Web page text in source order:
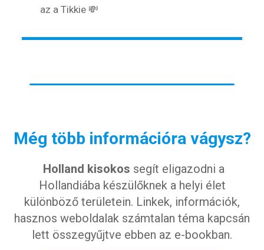
az a Tikkie 💸
Még több információra vágysz?
Holland kisokos segít eligazodni a
Hollandiába készülőknek a helyi élet
különböző területein. Linkek, információk,
hasznos weboldalak számtalan téma kapcsán
lett összegyűjtve ebben az e-bookban.